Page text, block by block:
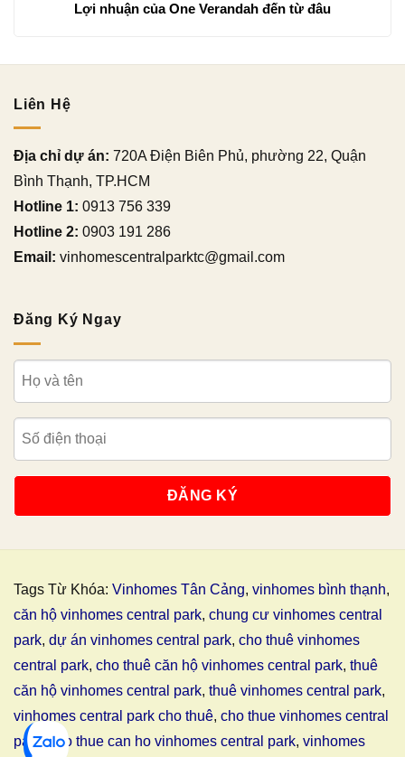
Lợi nhuận của One Verandah đến từ đâu
Liên Hệ
Địa chỉ dự án: 720A Điện Biên Phủ, phường 22, Quận
Bình Thạnh, TP.HCM
Hotline 1: 0913 756 339
Hotline 2: 0903 191 286
Email: vinhomescentralparktc@gmail.com
Đăng Ký Ngay
Tags Từ Khóa: Vinhomes Tân Cảng, vinhomes bình thạnh,
căn hộ vinhomes central park, chung cư vinhomes central
park, dự án vinhomes central park, cho thuê vinhomes
central park, cho thuê căn hộ vinhomes central park, thuê
căn hộ vinhomes central park, thuê vinhomes central park,
vinhomes central park cho thuê, cho thue vinhomes central
park,cho thue can ho vinhomes central park, vinhomes